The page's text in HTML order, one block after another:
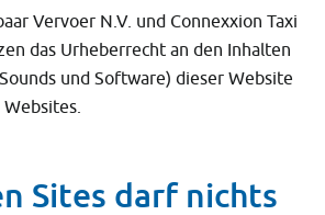
Vervoer N.V. und Connexxion Taxi
das Urheberrecht an den Inhalten
und Software) dieser Website
Sites darf nichts